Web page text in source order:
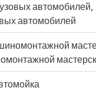
автомобилей,
автомобилей